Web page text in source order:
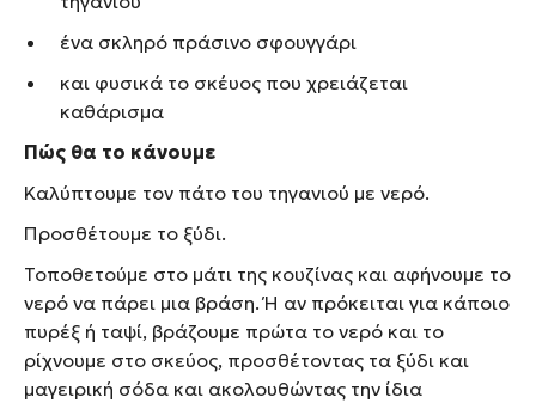
ένα σκληρό πράσινο σφουγγάρι
και φυσικά το σκέυος που χρειάζεται
καθάρισμα
Πώς θα το κάνουμε
Καλύπτουμε τον πάτο του τηγανιού με νερό.
Προσθέτουμε το ξύδι.
Τοποθετούμε στο μάτι της κουζίνας και αφήνουμε το
νερό να πάρει μια βράση. Ή αν πρόκειται για κάποιο
πυρέξ ή ταψί, βράζουμε πρώτα το νερό και το
ρίχνουμε στο σκεύος, προσθέτοντας τα ξύδι και
μαγειρική σόδα και ακολουθώντας την ίδια